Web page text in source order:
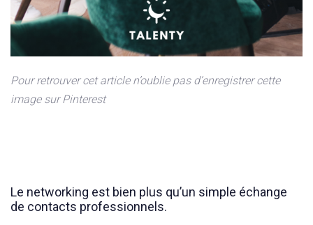
Pour retrouver cet article n’oublie pas d’enregistrer cette
image sur Pinterest
Le networking est bien plus qu’un simple échange
de contacts professionnels.